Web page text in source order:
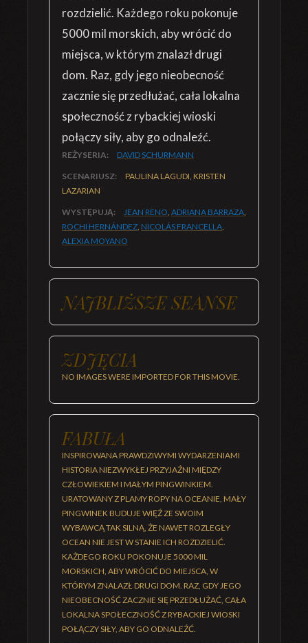
rozdzielić. Każdego roku pokonuje
5000 mil morskich, aby wrócić do
miejsca, w którym znalazł drugi
dom. Raz, gdy jego nieobecność
zacznie się przedłużać, cała lokalna
społeczność z rybackiej wioski
połączy siły, aby go odnaleźć.
REŻYSERIA: DAVID SCHURMANN
SCENARIUSZ:
PAULINA LAGUDI, KRISTEN
LAZARIAN
WYSTĘPUJĄ: JEAN RENO, ADRIANA BARRAZA,
ROCHI HERNÁNDEZ, NICOLÁS FRANCELLA,
ALEXIA MOYANO
NAJBLIŻSZE SEANSE
ZDJĘCIA
NO IMAGES WERE IMPORTED FOR THIS MOVIE.
FABUŁA
INSPIROWANA PRAWDZIWYMI WYDARZENIAMI
HISTORIA NIEZWYKŁEJ PRZYJAŹNI MIĘDZY
CZŁOWIEKIEM I MAŁYM PINGWINKIEM.
URATOWANY Z PLAMY ROPY NA OCEANIE, MAŁY
PINGWINEK BUDUJE WIĘŹ ZE SWOIM
WYBAWCĄ TAK SILNĄ, ŻE NAWET ROZLEGŁY
OCEAN NIE JEST W STANIE ICH ROZDZIELIĆ.
KAŻDEGO ROKU POKONUJE 5000 MIL
MORSKICH, ABY WRÓCIĆ DO MIEJSCA, W
KTÓRYM ZNALAZŁ DRUGI DOM. RAZ, GDY JEGO
NIEOBECNOŚĆ ZACZNIE SIĘ PRZEDŁUŻAĆ, CAŁA
LOKALNA SPOŁECZNOŚĆ Z RYBACKIEJ WIOSKI
POŁĄCZY SIŁY, ABY GO ODNALEŹĆ.